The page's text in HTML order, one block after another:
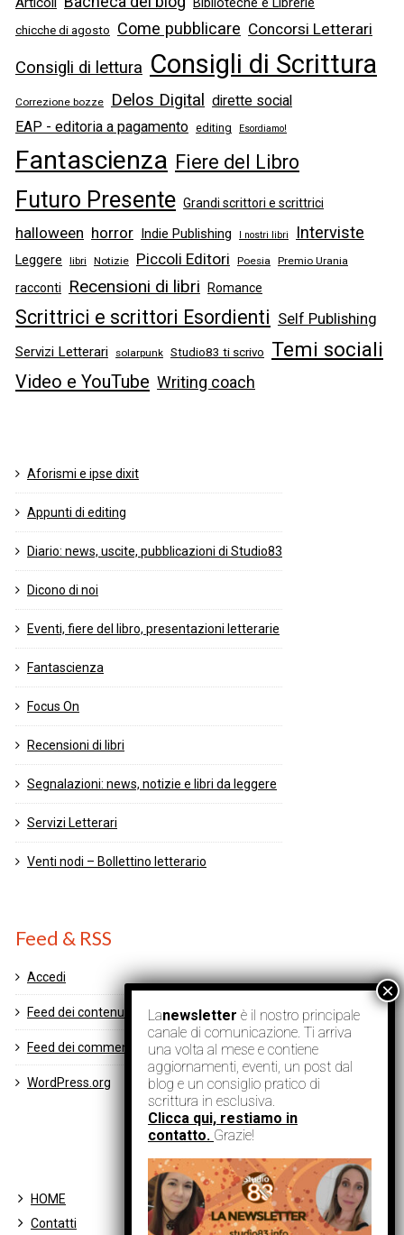
chicche di agosto Come pubblicare Concorsi Letterari
Consigli di lettura Consigli di Scrittura
Correzione bozze Delos Digital
dirette social
EAP - editoria a pagamento editing Esordiamo!
Fantascienza Fiere del Libro
Futuro Presente Grandi scrittori e scrittrici
halloween horror Indie Publishing I nostri libri Interviste
Leggere libri Notizie Piccoli Editori Poesia Premio Urania
racconti Recensioni di libri Romance
Scrittrici e scrittori Esordienti Self Publishing
Servizi Letterari solarpunk Studio83 ti scrivo Temi sociali
Video e YouTube Writing coach
Aforismi e ipse dixit
Appunti di editing
Diario: news, uscite, pubblicazioni di Studio83
Dicono di noi
Eventi, fiere del libro, presentazioni letterarie
Fantascienza
Focus On
Recensioni di libri
Segnalazioni: news, notizie e libri da leggere
Servizi Letterari
Venti nodi – Bollettino letterario
Feed & RSS
Accedi
Feed dei contenuti
Feed dei commenti
WordPress.org
HOME
Contatti
Lanewsletter è il nostro principale
canale di comunicazione. Ti arriva
una volta al mese e contiene
aggiornamenti, eventi, un post dal
blog e un consiglio pratico di
scrittura in esclusiva.
Clicca qui, restiamo in
contatto. Grazie!